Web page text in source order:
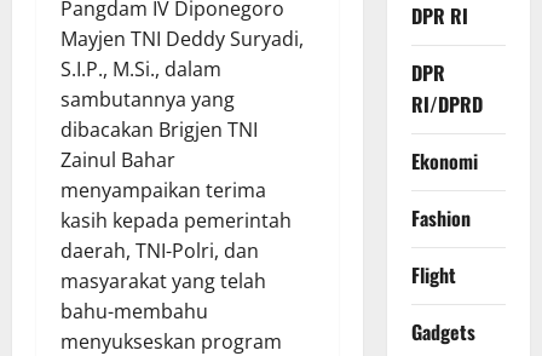
Pangdam IV Diponegoro
Mayjen TNI Deddy Suryadi,
S.I.P., M.Si., dalam
sambutannya yang
dibacakan Brigjen TNI
Zainul Bahar
menyampaikan terima
kasih kepada pemerintah
daerah, TNI-Polri, dan
masyarakat yang telah
bahu-membahu
menyukseskan program
DPR RI
DPR
RI/DPRD
Ekonomi
Fashion
Flight
Gadgets